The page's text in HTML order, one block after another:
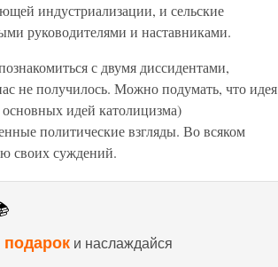
индустриализации, и сельские
руководителями и наставниками.
с двумя диссидентами,
не получилось. Можно подумать, что идея
идей католицизма)
политические взгляды. Во всяком
своих суждений.
и наслаждайся